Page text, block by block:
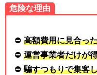
危険な理由
⛔ 高額費用に見合っ
⛔ 運営事業者だけが
⛔騙すつもりで集客